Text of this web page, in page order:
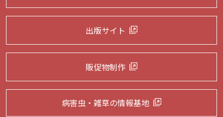
出版サイト
販促物制作
病害虫・雑草の情報基地